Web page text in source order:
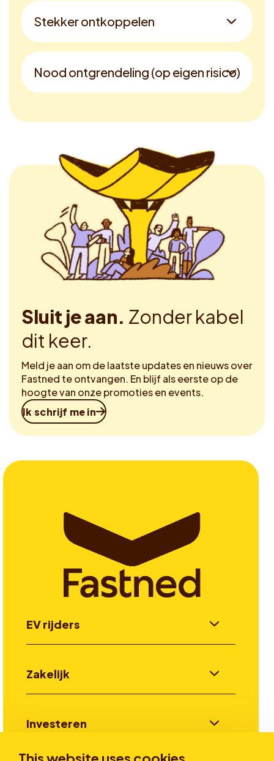
Stekker ontkoppelen
Nood ontgrendeling (op eigen risico)
Sluit je aan. Zonder kabel
dit keer.
Meld je aan om de laatste updates en nieuws over
Fastned te ontvangen. En blijf als eerste op de
hoogte van onze promoties en events.
Ik schrijf me in
EV rijders
Zakelijk
Investeren